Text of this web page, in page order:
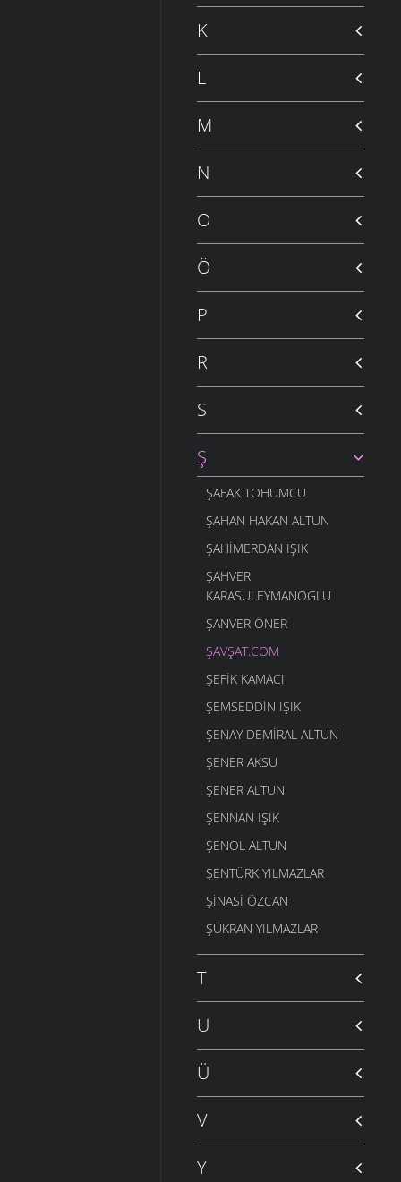
K
L
M
N
O
Ö
P
R
S
Ş
ŞAFAK TOHUMCU
ŞAHAN HAKAN ALTUN
ŞAHIMERDAN IŞIK
ŞAHVER
KARASULEYMANOGLU
ŞANVER ÖNER
ŞAVŞAT.COM
ŞEFIK KAMACI
ŞEMSEDDIN IŞIK
ŞENAY DEMIRAL ALTUN
ŞENER AKSU
ŞENER ALTUN
ŞENNAN IŞIK
ŞENOL ALTUN
ŞENTÜRK YILMAZLAR
ŞINASI ÖZCAN
ŞÜKRAN YILMAZLAR
T
U
Ü
V
Y